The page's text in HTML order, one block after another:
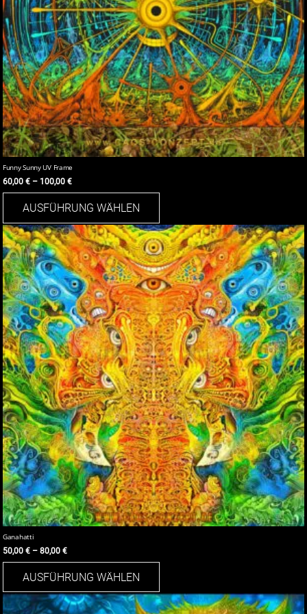
Funny Sunny UV Frame
60,00 € – 100,00 €
AUSFÜHRUNG WÄHLEN
mehrere
Varianten
auf.
Die
Optionen
können
auf
der
Produktseite
gewählt
werden
Ganahatti
50,00 € – 80,00 €
AUSFÜHRUNG WÄHLEN
mehrere